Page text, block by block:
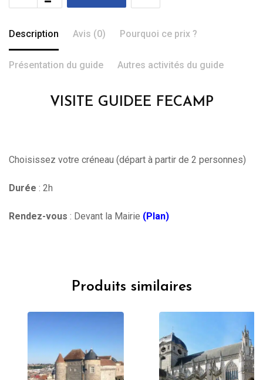
Description Avis (0) Pourquoi ce prix ?
Présentation du guide Autres activités du guide
VISITE GUIDEE FECAMP
Choisissez votre créneau (départ à partir de 2 personnes)
Durée : 2h
Rendez-vous : Devant la Mairie (Plan)
Produits similaires